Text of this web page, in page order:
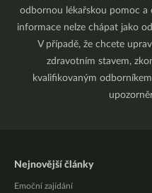
odbornou lékařskou pomoc a
informace nelze chápat jako
V případě, že chcete
zdravotním stavem,
kvalifikovaným
Nejnovější články
Emoční zajídání